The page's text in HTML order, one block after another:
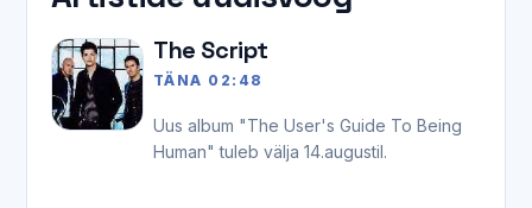
TÄNA 02:48
The Script
Uus album "The User's Guide To Being
Human" tuleb välja 14.augustil.